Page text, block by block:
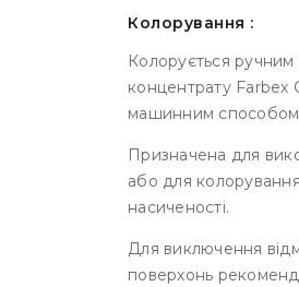
Колорування :
Колорується ручним
концентрату Farbex
машинним способом
Призначена для
або для колорування
насиченості.
Для виключення
поверхонь